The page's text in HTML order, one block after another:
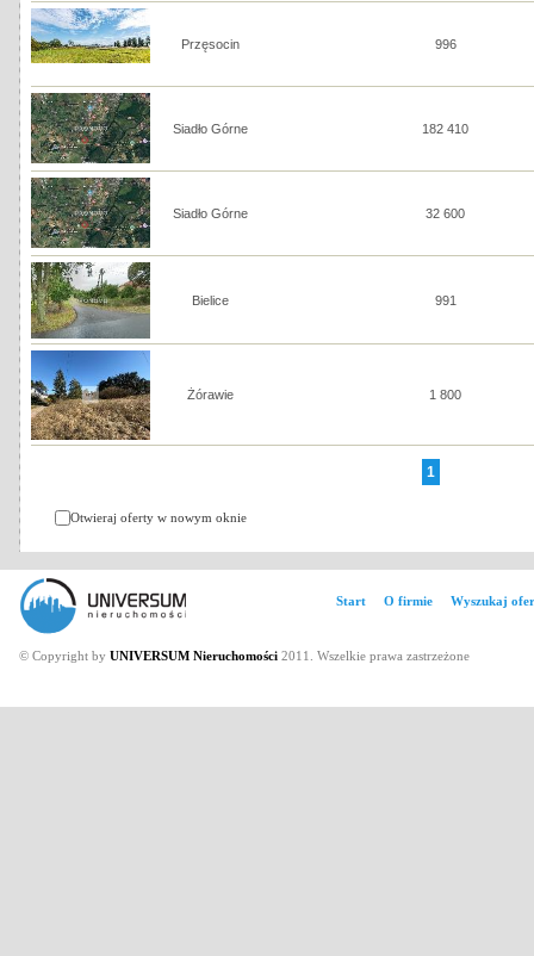
Przęsocin 996
Siadło Górne 182 410
Siadło Górne 32 600
Bielice 991
Żórawie 1 800
1
Otwieraj oferty w nowym oknie
Start O firmie Wyszukaj
© Copyright by UNIVERSUM Nieruchomości 2011. Wszelkie prawa zastrzeżone